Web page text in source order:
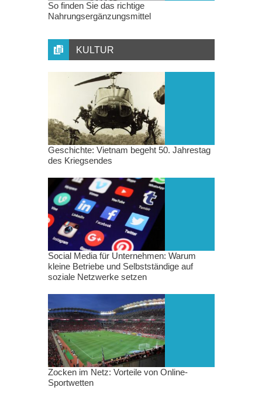
So finden Sie das richtige
Nahrungsergänzungsmittel
KULTUR
Geschichte: Vietnam begeht 50. Jahrestag
des Kriegsendes
Social Media für Unternehmen: Warum
kleine Betriebe und Selbstständige auf
soziale Netzwerke setzen
Zocken im Netz: Vorteile von Online-
Sportwetten